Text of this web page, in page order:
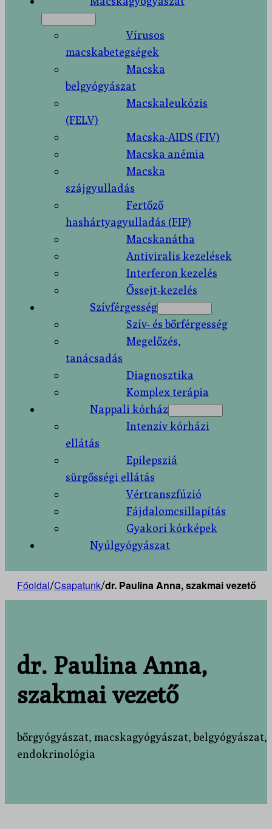
Vírusos
macskabetegségek
Macska
belgyógyászat
Macskaleukózis
(FELV)
Macska-AIDS (FIV)
Macska anémia
Macska
szájgyulladás
Fertőző
hashártyagyulladás (FIP)
Macskanátha
Antiviralis kezelések
Interferon kezelés
Őssejt-kezelés
Szívférgesség
Szív- és bőrférgesség
Megelőzés,
tanácsadás
Diagnosztika
Komplex terápia
Nappali kórház
Intenzív kórházi
ellátás
Epilepsziá
sürgősségi ellátás
Vértranszfúzió
Fájdalomcsillapítás
Gyakori kórképek
Nyúlgyógyászat
Főoldal/Csapatunk/dr. Paulina Anna, szakmai vezető
dr. Paulina Anna,
szakmai vezető
bőrgyógyászat, macskagyógyászat, belgyógyászat,
endokrinológia